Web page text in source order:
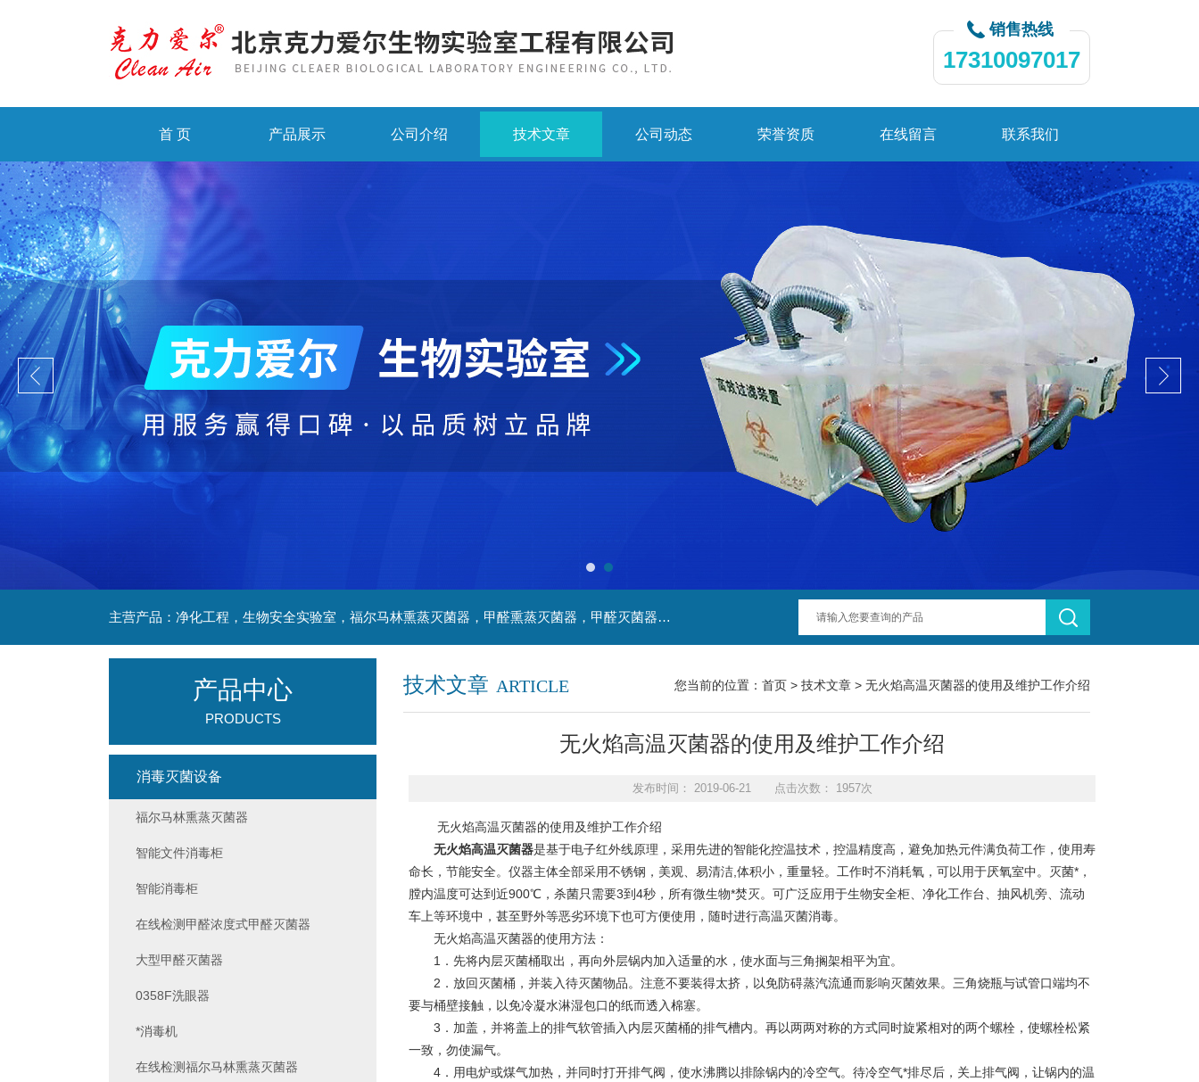
销售热线
17310097017
首 页 产品展示 公司介绍 技术文章 公司动态 荣誉资质 在线留言 联系我们
主营产品：净化工程，生物安全实验室，福尔马林熏蒸灭菌器，甲醛熏蒸灭菌器，甲醛灭菌器，灭菌器，不锈钢家具，不锈钢防爆酒精灯，污水处理系统，无火焰高温灭菌器，净化工程，百级恒温实验室，洁净工程，
技术文章 ARTICLE 您当前的位置： 首页 > 技术文章 > 无火焰高温灭菌器的使用及维护工作介绍
无火焰高温灭菌器的使用及维护工作介绍
发布时间： 2019-06-21 点击次数： 1957次
无火焰高温灭菌器的使用及维护工作介绍
无火焰高温灭菌器是基于电子红外线原理，采用先进的智能化控温技术，控温精度高，避免加热元件满负荷工作，使用寿
命长，节能安全。仪器主体全部采用不锈钢，美观、易清洁,体积小，重量轻。工作时不消耗氧，可以用于厌氧室中。灭菌*，
膛内温度可达到近900℃，杀菌只需要3到4秒，所有微生物*焚灭。可广泛应用于生物安全柜、净化工作台、抽风机旁、流动
车上等环境中，甚至野外等恶劣环境下也可方便使用，随时进行高温灭菌消毒。
无火焰高温灭菌器的使用方法：
1．先将内层灭菌桶取出，再向外层锅内加入适量的水，使水面与三角搁架相平为宜。
2．放回灭菌桶，并装入待灭菌物品。注意不要装得太挤，以免防碍蒸汽流通而影响灭菌效果。三角烧瓶与试管口端均不
要与桶壁接触，以免冷凝水淋湿包口的纸而透入棉塞。
3．加盖，并将盖上的排气软管插入内层灭菌桶的排气槽内。再以两两对称的方式同时旋紧相对的两个螺栓，使螺栓松紧
一致，勿使漏气。
4．用电炉或煤气加热，并同时打开排气阀，使水沸腾以排除锅内的冷空气。待冷空气*排尽后，关上排气阀，让锅内的温
产品中心
PRODUCTS
消毒灭菌设备
福尔马林熏蒸灭菌器
智能文件消毒柜
智能消毒柜
在线检测甲醛浓度式甲醛灭菌器
大型甲醛灭菌器
0358F洗眼器
*消毒机
在线检测福尔马林熏蒸灭菌器